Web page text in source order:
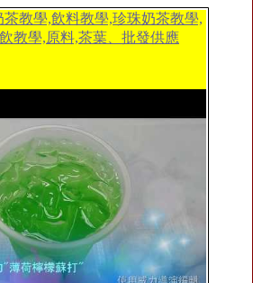
教學,飲料教學,珍珠奶茶教學,
教學,原料,茶葉、批發供應